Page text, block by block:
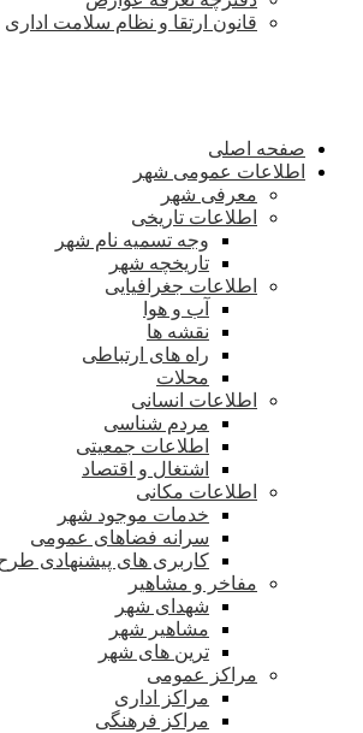
قانون ارتقا و نظام سلامت اداری
صفحه اصلی
اطلاعات عمومی شهر
معرفی شهر
اطلاعات تاریخی
وجه تسمیه نام شهر
تاریخچه شهر
اطلاعات جغرافیایی
آب و هوا
نقشه ها
راه های ارتباطی
محلات
اطلاعات انسانی
مردم شناسی
اطلاعات جمعیتی
اشتغال و اقتصاد
اطلاعات مکانی
خدمات موجود شهر
سرانه فضاهای عمومی
کاربری های پیشنهادی
مفاخر و مشاهیر
شهدای شهر
مشاهیر شهر
ترین های شهر
مراکز عمومی
مراکز اداری
مراکز فرهنگی